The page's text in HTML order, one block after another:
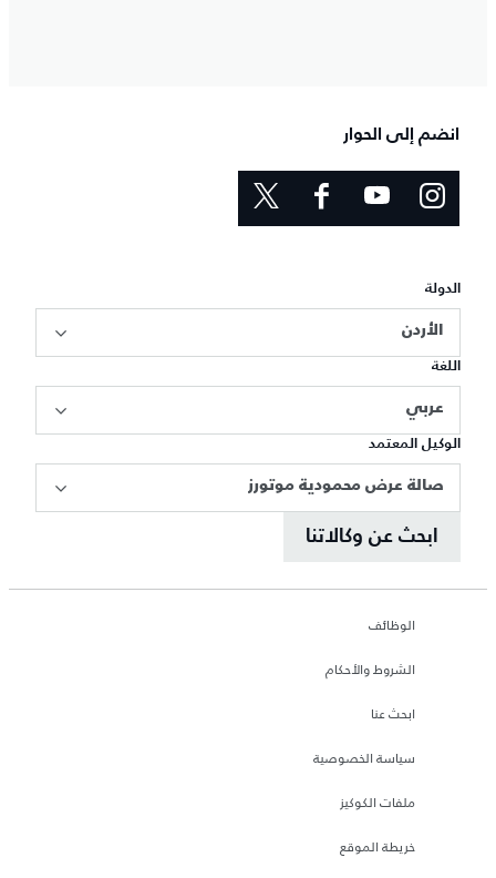
انضم إلى الحوار
الدولة
الأردن
اللغة
عربي
الوكيل المعتمد
صالة عرض محمودية موتورز
ابحث عن وكالاتنا
الوظائف
الشروط والأحكام
ابحث عنا
سياسة الخصوصية
ملفات الكوكيز
خريطة الموقع